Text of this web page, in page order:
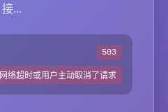
接...
503
网络超时或用户主动取消了请求